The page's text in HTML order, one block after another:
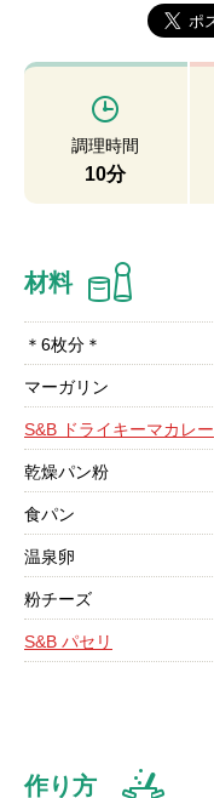
調理時間
10分
材料
＊6枚分＊
マーガリン
S&B ドライキーマカレー
乾燥パン粉
食パン
温泉卵
粉チーズ
S&B パセリ
作り方